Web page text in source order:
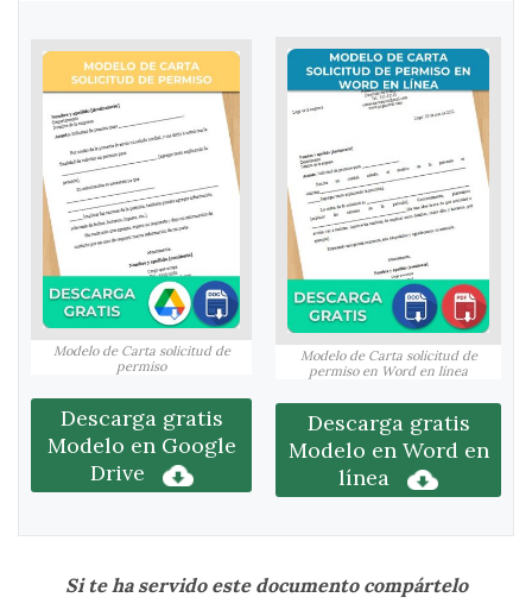
Modelo de Carta solicitud de
permiso
Descarga gratis
Modelo en Google
Drive
Modelo de Carta solicitud de
permiso en Word en línea
Descarga gratis
Modelo en Word en
línea
Si te ha servido este documento compártelo